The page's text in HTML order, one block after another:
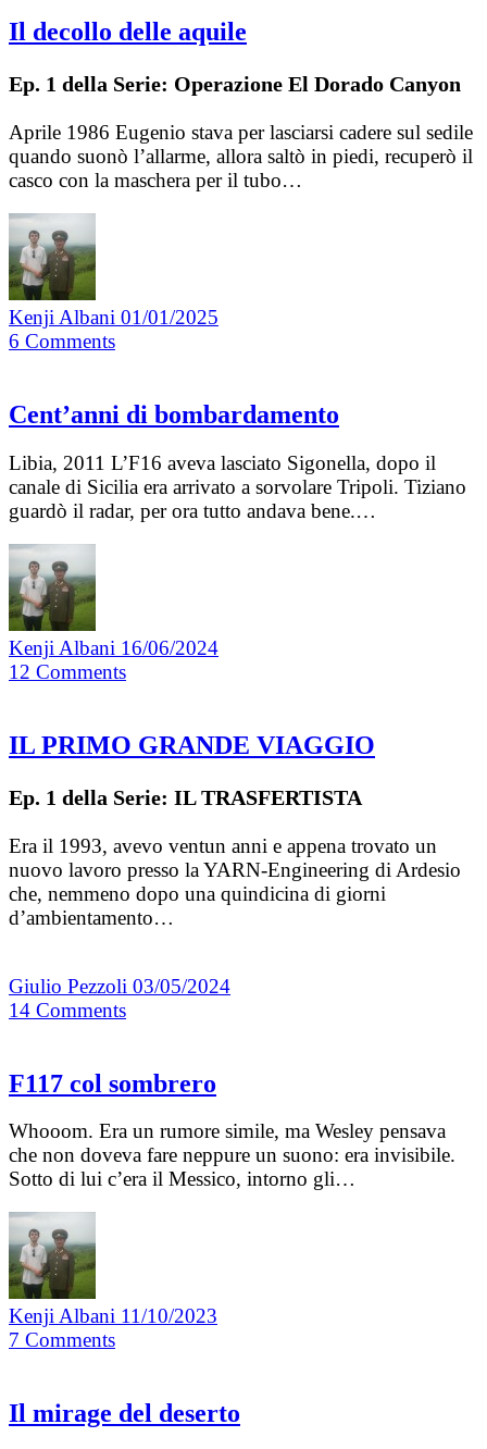
Il decollo delle aquile
Ep. 1 della Serie: Operazione El Dorado Canyon
Aprile 1986 Eugenio stava per lasciarsi cadere sul sedile
quando suonò l’allarme, allora saltò in piedi, recuperò il
casco con la maschera per il tubo…
Kenji Albani 01/01/2025
6 Comments
Cent’anni di bombardamento
Libia, 2011 L’F16 aveva lasciato Sigonella, dopo il
canale di Sicilia era arrivato a sorvolare Tripoli. Tiziano
guardò il radar, per ora tutto andava bene.…
Kenji Albani 16/06/2024
12 Comments
IL PRIMO GRANDE VIAGGIO
Ep. 1 della Serie: IL TRASFERTISTA
Era il 1993, avevo ventun anni e appena trovato un
nuovo lavoro presso la YARN-Engineering di Ardesio
che, nemmeno dopo una quindicina di giorni
d’ambientamento…
Giulio Pezzoli 03/05/2024
14 Comments
F117 col sombrero
Whooom. Era un rumore simile, ma Wesley pensava
che non doveva fare neppure un suono: era invisibile.
Sotto di lui c’era il Messico, intorno gli…
Kenji Albani 11/10/2023
7 Comments
Il mirage del deserto